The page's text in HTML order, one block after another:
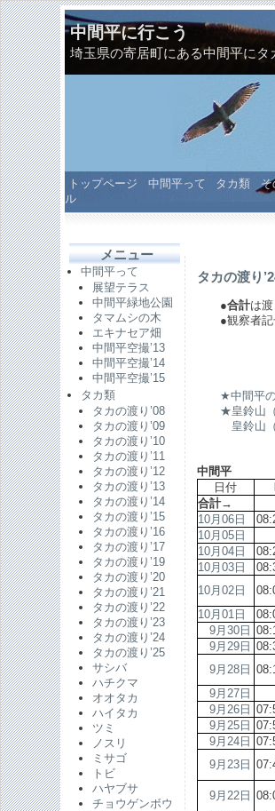
中間平に行こう
埼玉県の寄居町にある中間平に
トップページ 中間平って タカ類 そ
ル
メニュー
中間平って
展望テラス
中間平緑地公園
タマムシの木
エキナセア畑
中間平空撮’13
中間平空撮’14
中間平空撮’15
タカ類
タカの渡り’08
タカの渡り’09
タカの渡り’10
タカの渡り’11
タカの渡り’12
タカの渡り’13
タカの渡り’14
タカの渡り’15
タカの渡り’16
タカの渡り’17
タカの渡り’19
タカの渡り’20
タカの渡り’21
タカの渡り’22
タカの渡り’23
タカの渡り’24
タカの渡り’25
サシバ
ハチクマ
オオタカ
ハイタカ
ツミ
ノスリ
ミサゴ
トビ
ハヤブサ
チョウゲンボウ
タカの渡り
●合計は
●観察者記
Ｇ＝ゴー
Ｙ＝ヨッ
S＝シー
★中間平
★皇鈴山
皇鈴山
中間平
日付
合計→
10月06日
10月05日
10月04日
10月03日
10月02日
10月01日
9月30日
9月29日
9月28日
9月27日
9月26日
9月25日
9月24日
9月23日
9月22日